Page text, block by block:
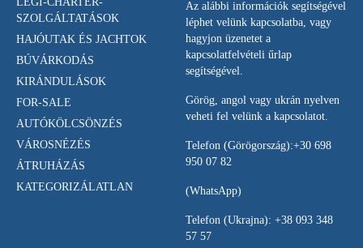
SZOLGÁLTATÁSOK
HAJÓUTAK ÉS JACHTOK
BÚVÁRKODÁS
KIRÁNDULÁSOK
FOR-SALE
AUTÓKÖLCSÖNZÉS
VÁROSNÉZÉS
ÁTRUHÁZÁS
KATEGORIZÁLATLAN
Az alábbi információk segítségével
léphet velünk kapcsolatba, vagy
hagyjon üzenetet a
kapcsolatfelvételi űrlap
segítségével.
Görög, angol vagy ukrán nyelven
veheti fel velünk a kapcsolatot.
Telefon (Görögország):+30 698
950 07 82
(WhatsApp)
Telefon (Ukrajna): +38 093 348
57 57